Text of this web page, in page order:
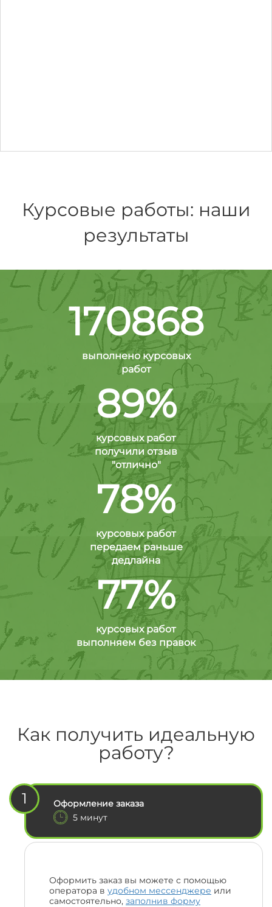
Курсовые работы: наши
результаты
170868
выполнено курсовых
работ
89%
курсовых работ
получили отзыв
"отлично"
78%
курсовых работ
передаем раньше
дедлайна
77%
курсовых работ
выполняем без правок
Как получить идеальную
работу?
1
Оформление заказа
5 минут
Оформить заказ вы можете с помощью
оператора в удобном мессенджере или
самостоятельно, заполнив форму